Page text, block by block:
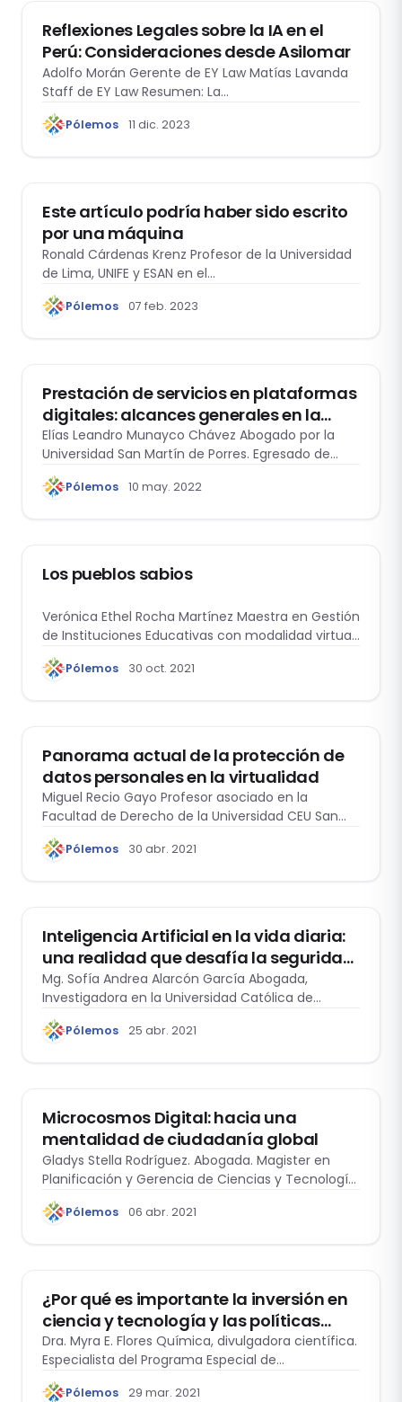
Reflexiones Legales sobre la IA en el
Perú: Consideraciones desde Asilomar
Adolfo Morán Gerente de EY Law Matías Lavanda
Staff de EY Law Resumen: La…
Pólemos 11 dic. 2023
Este artículo podría haber sido escrito
por una máquina
Ronald Cárdenas Krenz Profesor de la Universidad
de Lima, UNIFE y ESAN en el…
Pólemos 07 feb. 2023
Prestación de servicios en plataformas
digitales: alcances generales en la
jurisprudencia comparada y
propuesta legislativa nacional
Elías Leandro Munayco Chávez Abogado por la
Universidad San Martín de Porres. Egresado de…
Pólemos 10 may. 2022
Los pueblos sabios
Verónica Ethel Rocha Martínez Maestra en Gestión
de Instituciones Educativas con modalidad virtual.
Licenciada…
Pólemos 30 oct. 2021
Panorama actual de la protección de
datos personales en la virtualidad
Miguel Recio Gayo Profesor asociado en la
Facultad de Derecho de la Universidad CEU San…
Pólemos 30 abr. 2021
Inteligencia Artificial en la vida diaria:
una realidad que desafía la seguridad
y completitud de los ordenamientos
jurídicos
Mg. Sofía Andrea Alarcón García Abogada,
Investigadora en la Universidad Católica de
Temuco. El…
Pólemos 25 abr. 2021
Microcosmos Digital: hacia una
mentalidad de ciudadanía global
Gladys Stella Rodríguez. Abogada. Magister en
Planificación y Gerencia de Ciencias y Tecnología.
Doctora…
Pólemos 06 abr. 2021
¿Por qué es importante la inversión en
ciencia y tecnología y las políticas
públicas que las incentiven?
Dra. Myra E. Flores Química, divulgadora científica.
Especialista del Programa Especial de
Popularización de…
Pólemos 29 mar. 2021